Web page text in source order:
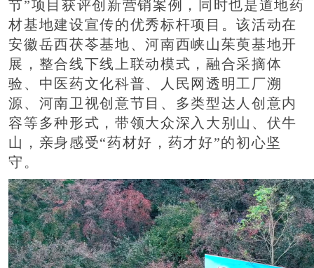
节”项目获评创新营销案例，同时也是道地药
材基地建设宣传的优秀标杆项目。该活动在
安徽岳西茯苓基地、河南西峡山茱萸基地开
展，整合线下线上联动模式，融合采摘体
验、中医药文化科普、人民网透明工厂溯
源、河南卫视创意节目、多类型达人创意内
容等多种形式，带领大众深入大别山、伏牛
山，亲身感受“药材好，药才好”的初心坚
守。